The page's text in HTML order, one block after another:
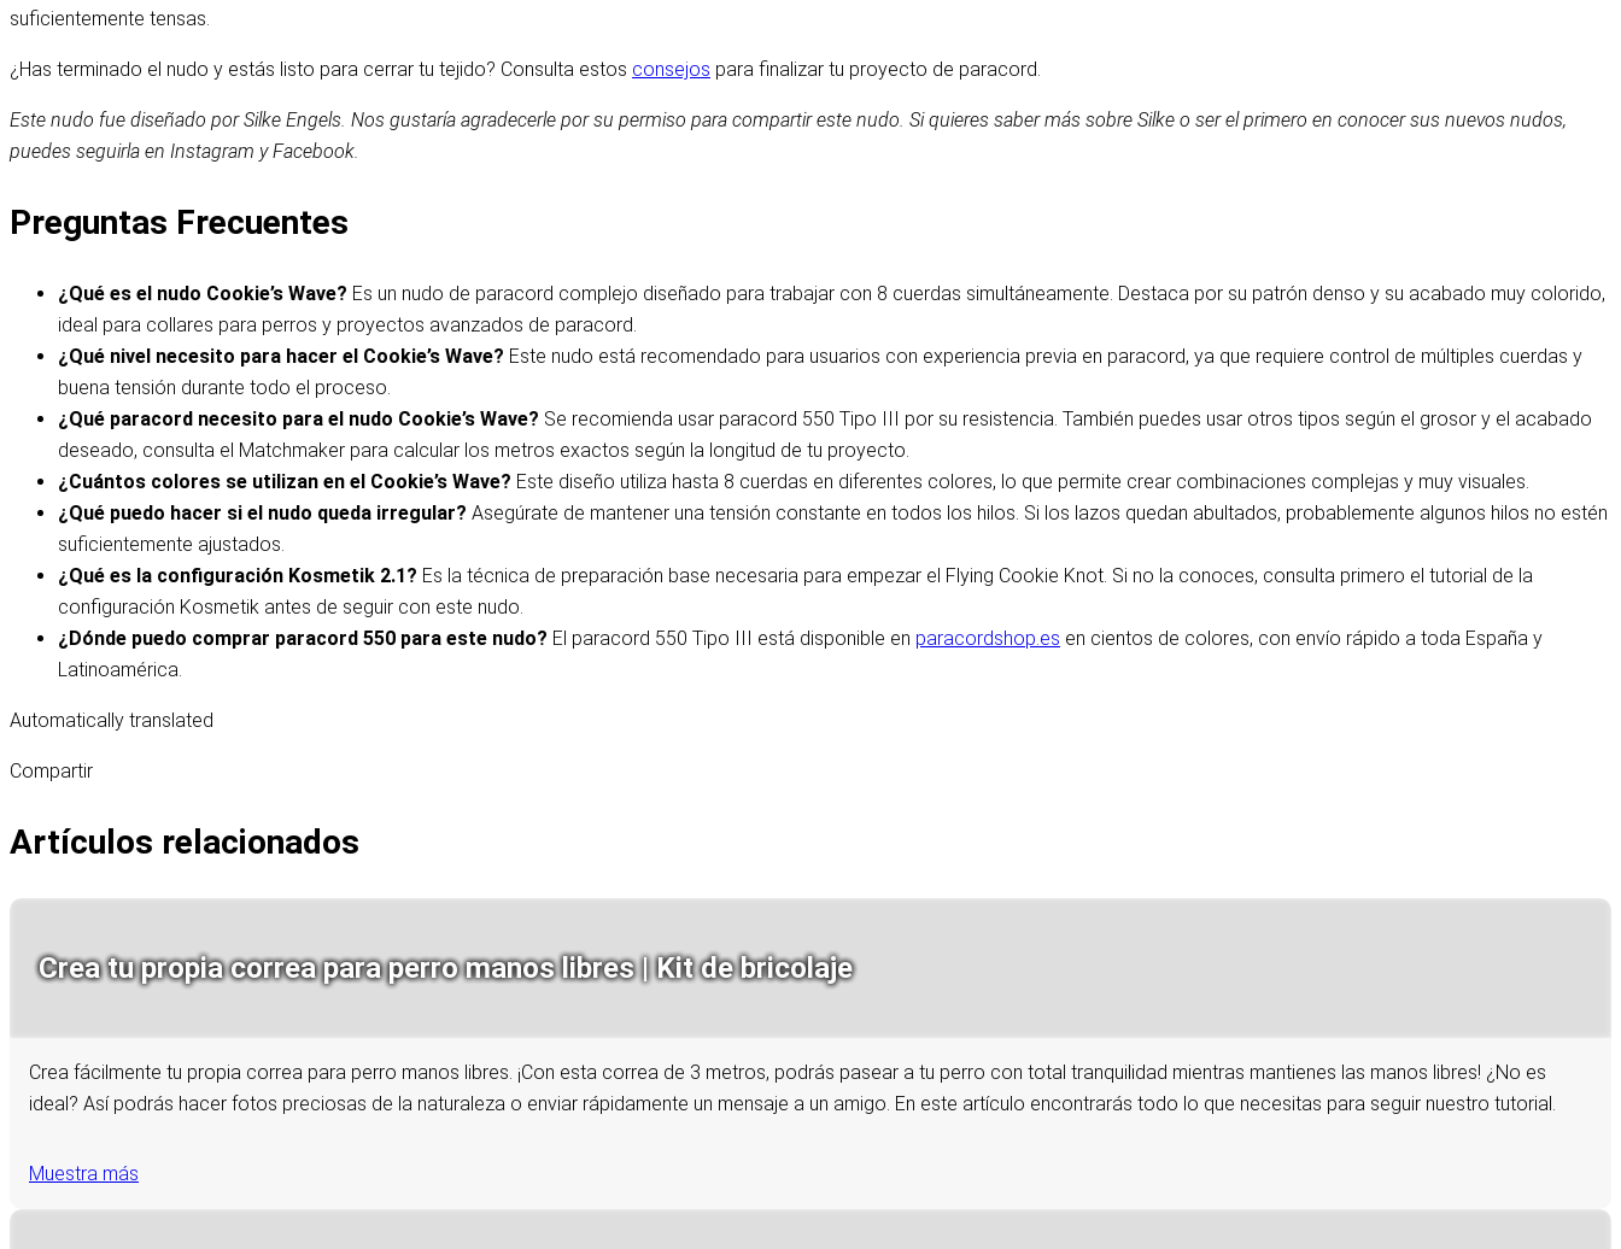
suficientemente tensas.
¿Has terminado el nudo y estás listo para cerrar tu tejido? Consulta estos consejos para finalizar tu proyecto de paracord.
Este nudo fue diseñado por Silke Engels. Nos gustaría agradecerle por su permiso para compartir este nudo. Si quieres saber más sobre Silke o ser el primero en conocer sus nuevos nudos,
puedes seguirla en Instagram y Facebook.
Preguntas Frecuentes
¿Qué es el nudo Cookie’s Wave? Es un nudo de paracord complejo diseñado para trabajar con 8 cuerdas simultáneamente. Destaca por su patrón denso y su acabado muy colorido,
ideal para collares para perros y proyectos avanzados de paracord.
¿Qué nivel necesito para hacer el Cookie’s Wave? Este nudo está recomendado para usuarios con experiencia previa en paracord, ya que requiere control de múltiples cuerdas y
buena tensión durante todo el proceso.
¿Qué paracord necesito para el nudo Cookie’s Wave? Se recomienda usar paracord 550 Tipo III por su resistencia. También puedes usar otros tipos según el grosor y el acabado
deseado, consulta el Matchmaker para calcular los metros exactos según la longitud de tu proyecto.
¿Cuántos colores se utilizan en el Cookie’s Wave? Este diseño utiliza hasta 8 cuerdas en diferentes colores, lo que permite crear combinaciones complejas y muy visuales.
¿Qué puedo hacer si el nudo queda irregular? Asegúrate de mantener una tensión constante en todos los hilos. Si los lazos quedan abultados, probablemente algunos hilos no estén
suficientemente ajustados.
¿Qué es la configuración Kosmetik 2.1? Es la técnica de preparación base necesaria para empezar el Flying Cookie Knot. Si no la conoces, consulta primero el tutorial de la
configuración Kosmetik antes de seguir con este nudo.
¿Dónde puedo comprar paracord 550 para este nudo? El paracord 550 Tipo III está disponible en paracordshop.es en cientos de colores, con envío rápido a toda España y
Latinoamérica.
Automatically translated
Compartir
Artículos relacionados
Crea tu propia correa para perro manos libres | Kit de bricolaje
Crea fácilmente tu propia correa para perro manos libres. ¡Con esta correa de 3 metros, podrás pasear a tu perro con total tranquilidad mientras mantienes las manos libres! ¿No es
ideal? Así podrás hacer fotos preciosas de la naturaleza o enviar rápidamente un mensaje a un amigo. En este artículo encontrarás todo lo que necesitas para seguir nuestro tutorial.
Muestra más